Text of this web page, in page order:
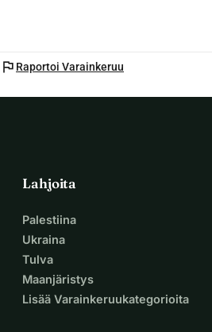
flag Raportoi Varainkeruu
Lahjoita
Palestiina
Ukraina
Tulva
Maanjäristys
Lisää Varainkeruukategorioita